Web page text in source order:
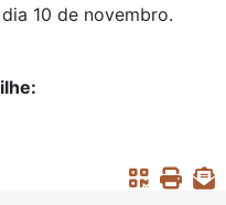
10 de novembro.